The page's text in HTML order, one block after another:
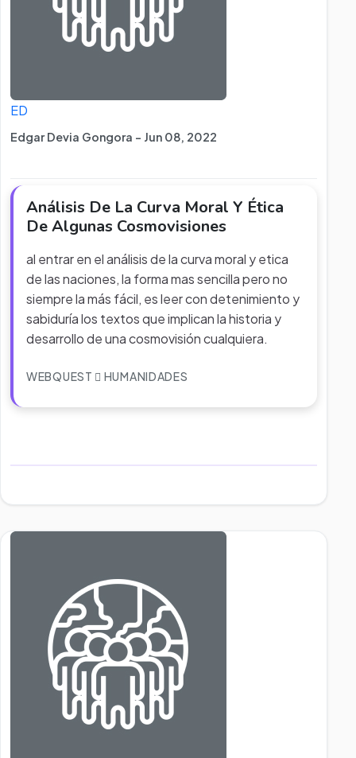
ED
Edgar Devia Gongora - Jun 08, 2022
Análisis De La Curva Moral Y Ética
De Algunas Cosmovisiones
al entrar en el análisis de la curva moral y etica
de las naciones, la forma mas sencilla pero no
siempre la más fácil, es leer con detenimiento y
sabiduría los textos que implican la historia y
desarrollo de una cosmovisión cualquiera.
WEBQUEST HUMANIDADES